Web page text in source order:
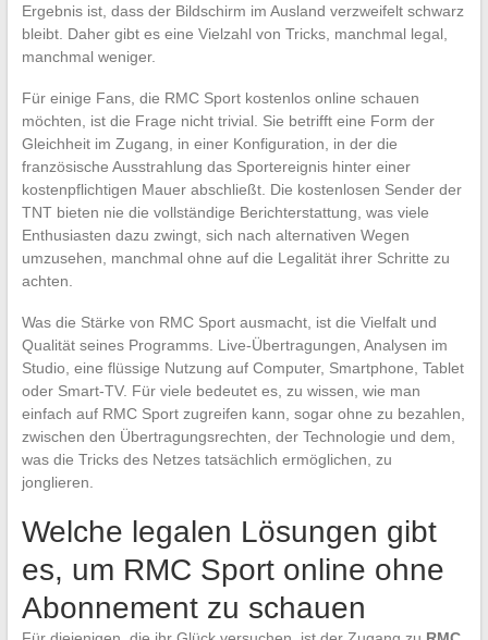
Ergebnis ist, dass der Bildschirm im Ausland verzweifelt schwarz
bleibt. Daher gibt es eine Vielzahl von Tricks, manchmal legal,
manchmal weniger.
Für einige Fans, die RMC Sport kostenlos online schauen
möchten, ist die Frage nicht trivial. Sie betrifft eine Form der
Gleichheit im Zugang, in einer Konfiguration, in der die
französische Ausstrahlung das Sportereignis hinter einer
kostenpflichtigen Mauer abschließt. Die kostenlosen Sender der
TNT bieten nie die vollständige Berichterstattung, was viele
Enthusiasten dazu zwingt, sich nach alternativen Wegen
umzusehen, manchmal ohne auf die Legalität ihrer Schritte zu
achten.
Was die Stärke von RMC Sport ausmacht, ist die Vielfalt und
Qualität seines Programms. Live-Übertragungen, Analysen im
Studio, eine flüssige Nutzung auf Computer, Smartphone, Tablet
oder Smart-TV. Für viele bedeutet es, zu wissen, wie man
einfach auf RMC Sport zugreifen kann, sogar ohne zu bezahlen,
zwischen den Übertragungsrechten, der Technologie und dem,
was die Tricks des Netzes tatsächlich ermöglichen, zu
jonglieren.
Welche legalen Lösungen gibt
es, um RMC Sport online ohne
Abonnement zu schauen